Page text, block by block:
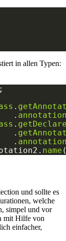
in allen Typen:
.
.
.
.
.
name
und sollte es
welche
simpel und vor
mit Hilfe von
einfacher,